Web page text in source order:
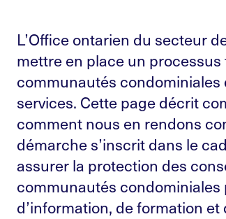
L’Office ontarien du secteur
mettre en place un
communautés condominiales
services. Cette page décrit
comment nous en rendons
démarche s’inscrit dans le
assurer la protection des
communautés condominiales
d’information, de formation